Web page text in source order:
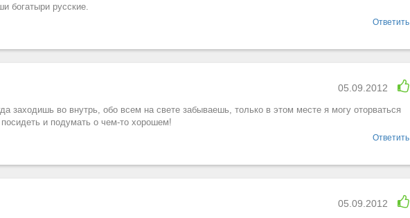
богатыри русские.
Ответить
05.09.2012
заходишь во внутрь, обо всем на свете забываешь, только в этом месте я могу оторваться
и подумать о чем-то хорошем!
Ответить
05.09.2012